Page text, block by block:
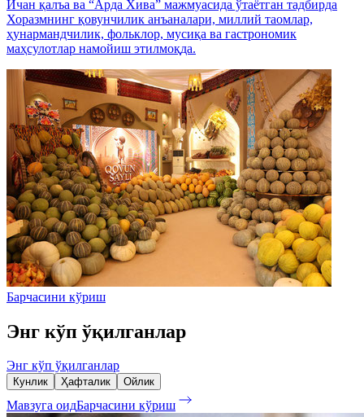
Ичан қалъа ва “Арда Хива” мажмуасида ўтаётган тадбирда
Хоразмнинг қовунчилик анъаналари, миллий таомлар,
ҳунармандчилик, фольклор, мусиқа ва гастрономик
маҳсулотлар намойиш этилмоқда.
Барчасини кўриш
Энг кўп ўқилганлар
Энг кўп ўқилганлар
Кунлик Ҳафталик Ойлик
Мавзуга оидБарчасини кўриш